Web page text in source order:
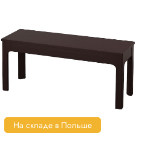
На складе в Польше